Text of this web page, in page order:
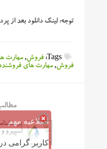
توجه: لینک دانلود بعد از
Tags: فروش,مهارت
فروش,مهارت های
اسپیرو و
اطلاعیه مهم
کاربر گرامی